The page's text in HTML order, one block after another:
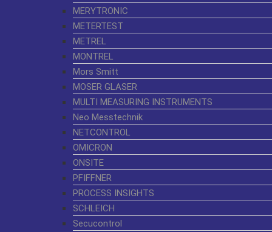
MERYTRONIC
METERTEST
METREL
MONTREL
Mors Smitt
MOSER GLASER
MULTI MEASURING INSTRUMENTS
Neo Messtechnik
NETCONTROL
OMICRON
ONSITE
PFIFFNER
PROCESS INSIGHTS
SCHLEICH
Secucontrol